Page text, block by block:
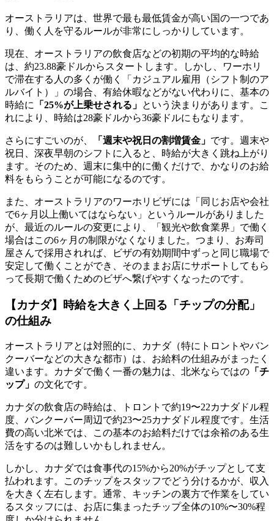
オーストラリアは、世界で最も最低賃金が高い国の一つであ
り、働く人を守るルールが非常にしっかりしています。
現在、オーストラリアの飲食店などの初期の平均的な時給
は、約23.88豪ドルからスタートします。しかし、ワーホリ
で滞在する人の多くが働く「カジュアル雇用（シフト制のア
ルバイト）」の場合、有給休暇などがない代わりに、基本の
時給に
「25%が上乗せされる」 という決まりがあります。こ
れにより、時給は28豪ドルから36豪ドルにもなります。
さらにすごいのが、 「週末や祝日の割増賃金」 です。週末や
祝日、深夜早朝のシフトに入ると、時給が大きく跳ね上がり
ます。そのため、週末に集中的に働くだけで、かなりのお給
料をもらうことが可能になるのです。
また、オーストラリアのワーホリビザには「同じお店や会社
で6ヶ月以上働いてはならない」というルールがありました
が、最近のルールの変更により、「観光や飲食業界」で働く
場合はこの6ヶ月の制限がなくなりました。つまり、お寿司
屋さんで採用されれば、ビザの有効期間中ずっと同じ職場で
安定して働くことができ、そのままお店にサポートしてもら
って長期で働くためのビザへ繋げやすくなったのです。
【カナダ】時給を大きく上回る「チップの分配」
の仕組み
オーストラリアとは対照的に、カナダ（特にトロントやバン
クーバーなどの大きな都市）は、お給料の仕組みがまったく
違います。カナダで働く一番の魅力は、北米ならではの 「チ
ップ」 の文化です。
カナダの飲食店の時給は、トロントで約19〜22カナダドル程
度、バンクーバー周辺で約23〜25カナダドル程度です。生活
費の高い北米では、この基本のお給料だけでは余裕のある生
活をするのは難しいかもしれません。
しかし、カナダでは食事代の15%から20%がチップとして支
払われます。このチップをスタッフでどう分けるかが、収入
を大きく左右します。通常、キッチンの裏方で作業をしてい
るスタッフには、お店に集まったチップ全体の10%〜30%程